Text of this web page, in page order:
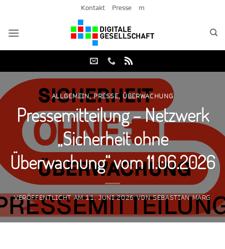
springen
Kontakt Presse m
ALLGEMEIN,PRESSE, ÜBERWACHUNG
Pressemitteilung – Netzwerk
„Sicherheit ohne
Überwachung“ vom 11.06.2026
VERÖFFENTLICHT AM11. JUNI 2026 VONSEBASTIAN MARG